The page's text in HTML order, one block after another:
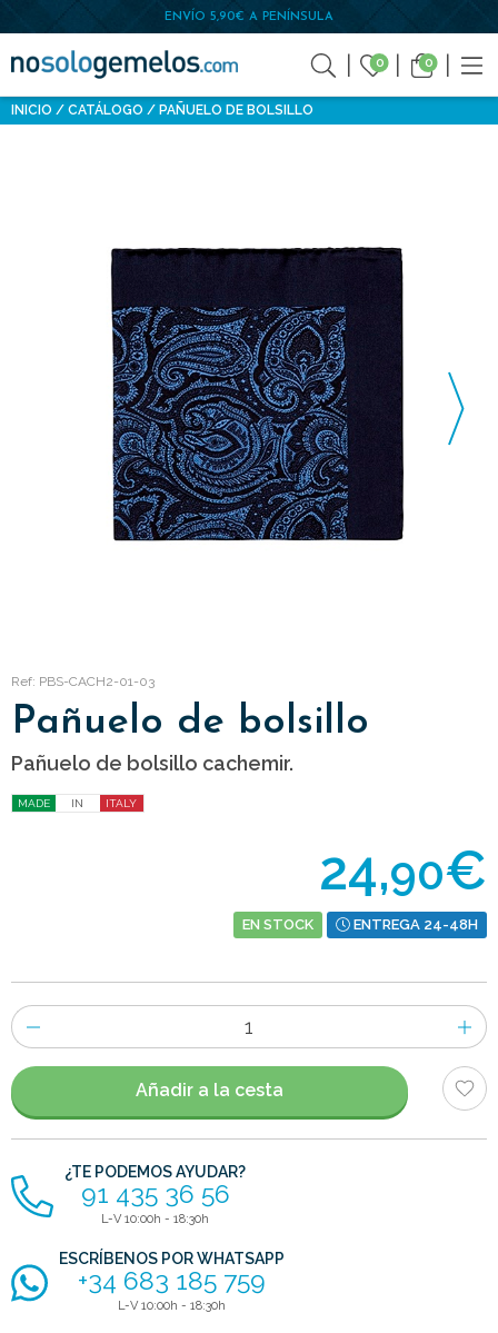
ENVÍO 5,90€ A PENÍNSULA
0 0
INICIO CATÁLOGO PAÑUELO DE BOLSILLO
Ref: PBS-CACH2-01-03
Pañuelo de bolsillo
Pañuelo de bolsillo cachemir.
MADE IN ITALY
24,90€
EN STOCK ENTREGA 24-48H
Número
de
artículos
Añadir a la cesta
¿TE PODEMOS AYUDAR?
91 435 36 56
L-V 10:00h - 18:30h
ESCRÍBENOS POR WHATSAPP
+34 683 185 759
L-V 10:00h - 18:30h